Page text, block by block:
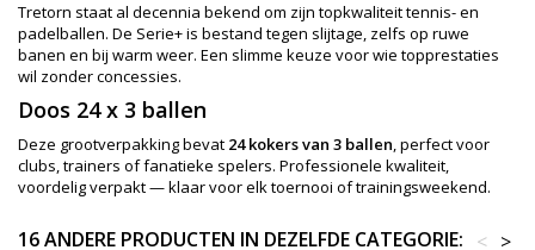
Tretorn staat al decennia bekend om zijn topkwaliteit tennis- en
padelballen. De Serie+ is bestand tegen slijtage, zelfs op ruwe
banen en bij warm weer. Een slimme keuze voor wie topprestaties
wil zonder concessies.
Doos 24 x 3 ballen
Deze grootverpakking bevat 24 kokers van 3 ballen, perfect voor
clubs, trainers of fanatieke spelers. Professionele kwaliteit,
voordelig verpakt — klaar voor elk toernooi of trainingsweekend.
16 ANDERE PRODUCTEN IN DEZELFDE CATEGORIE: >
<